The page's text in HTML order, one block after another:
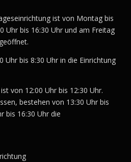
ist von Montag bis
Uhr bis 16:30 Uhr und am Freitag
Uhr bis 8:30 Uhr in die Einrichtung
von 12:00 Uhr bis 12:30 Uhr.
bestehen von 13:30 Uhr bis
bis 16:30 Uhr die